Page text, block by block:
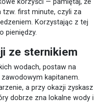
first minute, czyli za
Korzystając z tej
pieniędzy.
ze sternikiem
wodach, postaw na
kapitanem.
a przy okazji zyskasz
dobrze zna lokalne wody i